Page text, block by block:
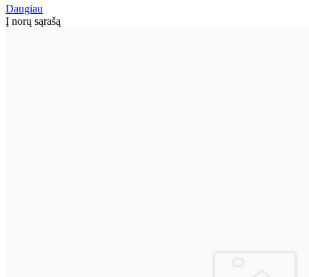
Daugiau
Į norų sąrašą